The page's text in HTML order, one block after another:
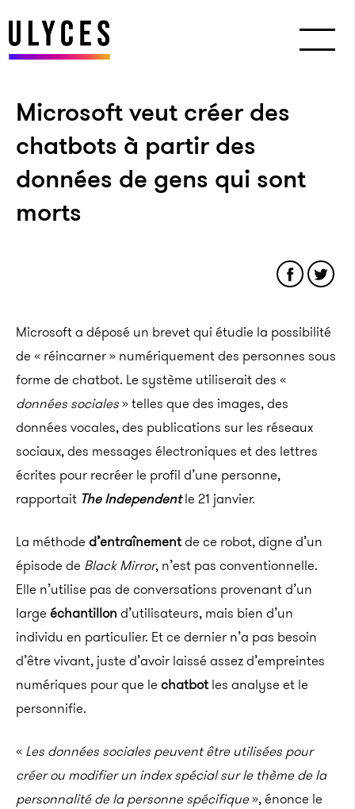
Microsoft veut créer des
chatbots à partir des
données de gens qui sont
morts
Microsoft a déposé un brevet qui étudie la possibilité
de « réincarner » numériquement des personnes sous
forme de chatbot. Le système utiliserait des «
données sociales» telles que des images, des
données vocales, des publications sur les réseaux
sociaux, des messages électroniques et des lettres
écrites pour recréer le profil d’une personne,
rapportait The Independentle 21 janvier.
La méthode d’entraînementde ce robot, digne d’un
épisode de Black Mirror, n’est pas conventionnelle.
Elle n’utilise pas de conversations provenant d’un
large échantillon d’utilisateurs, mais bien d’un
individu en particulier. Et ce dernier n’a pas besoin
d’être vivant, juste d’avoir laissé assez d’empreintes
numériques pour que le chatbot les analyse et le
personnifie.
« Les données sociales peuvent être utilisées pour
créer ou modifier un index spécial sur le thème de la
personnalité de la personne spécifique», énonce le